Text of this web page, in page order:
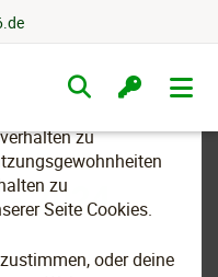
Webseite
zu
zu
Seite Cookies.
oder deine
2024